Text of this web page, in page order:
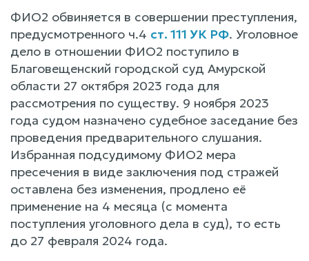
ФИО2 обвиняется в совершении преступления,
предусмотренного ч.4 ст. 111 УК РФ. Уголовное
дело в отношении ФИО2 поступило в
Благовещенский городской суд Амурской
области 27 октября 2023 года для
рассмотрения по существу. 9 ноября 2023
года судом назначено судебное заседание без
проведения предварительного слушания.
Избранная подсудимому ФИО2 мера
пресечения в виде заключения под стражей
оставлена без изменения, продлено её
применение на 4 месяца (с момента
поступления уголовного дела в суд), то есть
до 27 февраля 2024 года.